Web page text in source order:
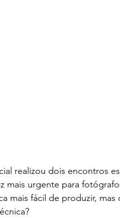
realizou dois encontros
mais urgente para
mais fácil de produzir,